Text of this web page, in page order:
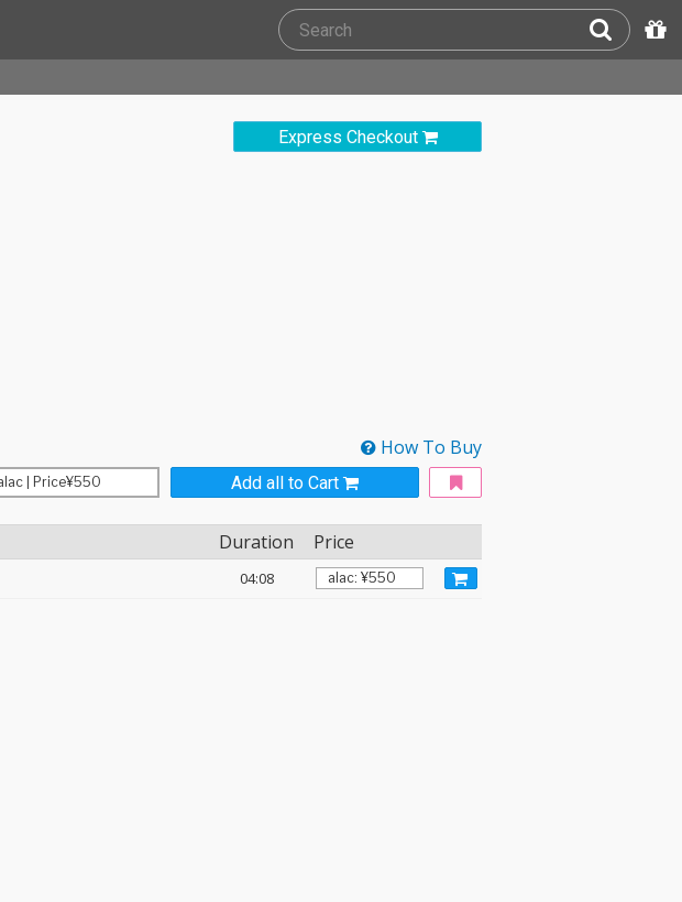
Express Checkout
How To Buy
Add all to Cart
Duration Price
04:08